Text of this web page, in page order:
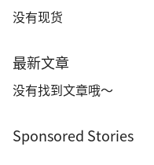
没有现货
最新文章
没有找到文章哦～
Sponsored Stories